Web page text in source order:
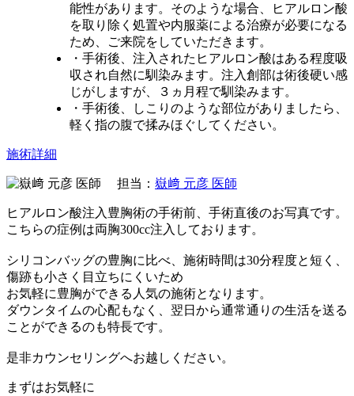
能性があります。そのような場合、ヒアルロン酸
を取り除く処置や内服薬による治療が必要になる
ため、ご来院をしていただきます。
・手術後、注入されたヒアルロン酸はある程度吸
収され自然に馴染みます。注入創部は術後硬い感
じがしますが、３ヵ月程で馴染みます。
・手術後、しこりのような部位がありましたら、
軽く指の腹で揉みほぐしてください。
施術詳細
担当： 嶽﨑 元彦 医師
ヒアルロン酸注入豊胸術の手術前、手術直後のお写真です。
こちらの症例は両胸300cc注入しております。
シリコンバッグの豊胸に比べ、施術時間は30分程度と短く、
傷跡も小さく目立ちにくいため
お気軽に豊胸ができる人気の施術となります。
ダウンタイムの心配もなく、翌日から通常通りの生活を送る
ことができるのも特長です。
是非カウンセリングへお越しください。
まずはお気軽に